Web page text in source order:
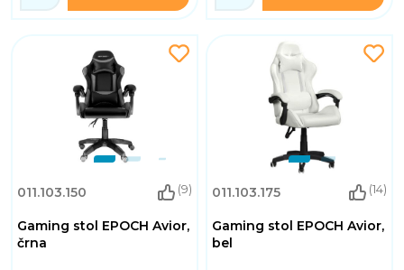
011.103.150 (9)
Gaming stol EPOCH Avior,
črna
011.103.175 (14)
Gaming stol EPOCH Avior,
bel